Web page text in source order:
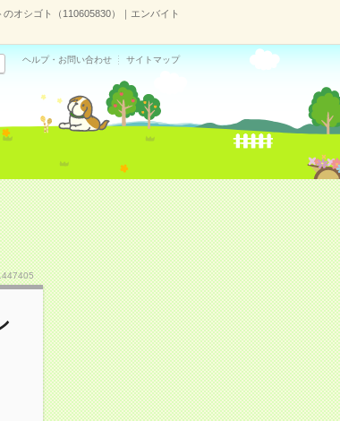
オシゴト（110605830）｜エンバイト
ヘルプ・お問い合わせ サイトマップ